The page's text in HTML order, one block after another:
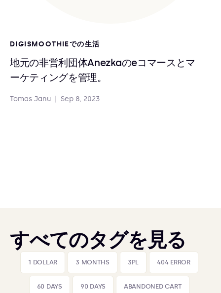
DIGISMOOTHIEでの生活
地元の非営利団体Anezkaのeコマースとマ
ーケティングを管理。
Tomas Janu Sep 8, 2023
すべてのタグを見る
1 DOLLAR 3 MONTHS 3PL 404 ERROR
60 DAYS 90 DAYS ABANDONED CART